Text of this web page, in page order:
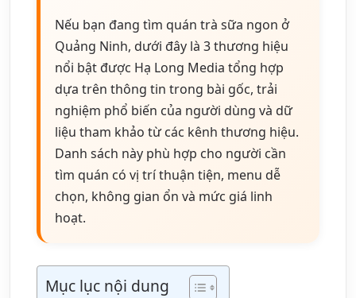
Nếu bạn đang tìm quán trà sữa ngon ở
Quảng Ninh, dưới đây là 3 thương hiệu
nổi bật được Hạ Long Media tổng hợp
dựa trên thông tin trong bài gốc, trải
nghiệm phổ biến của người dùng và dữ
liệu tham khảo từ các kênh thương hiệu.
Danh sách này phù hợp cho người cần
tìm quán có vị trí thuận tiện, menu dễ
chọn, không gian ổn và mức giá linh
hoạt.
Mục lục nội dung